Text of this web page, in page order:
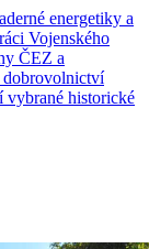
energetiky a
Vojenského
ČEZ a
dobrovolnictví
vybrané historické